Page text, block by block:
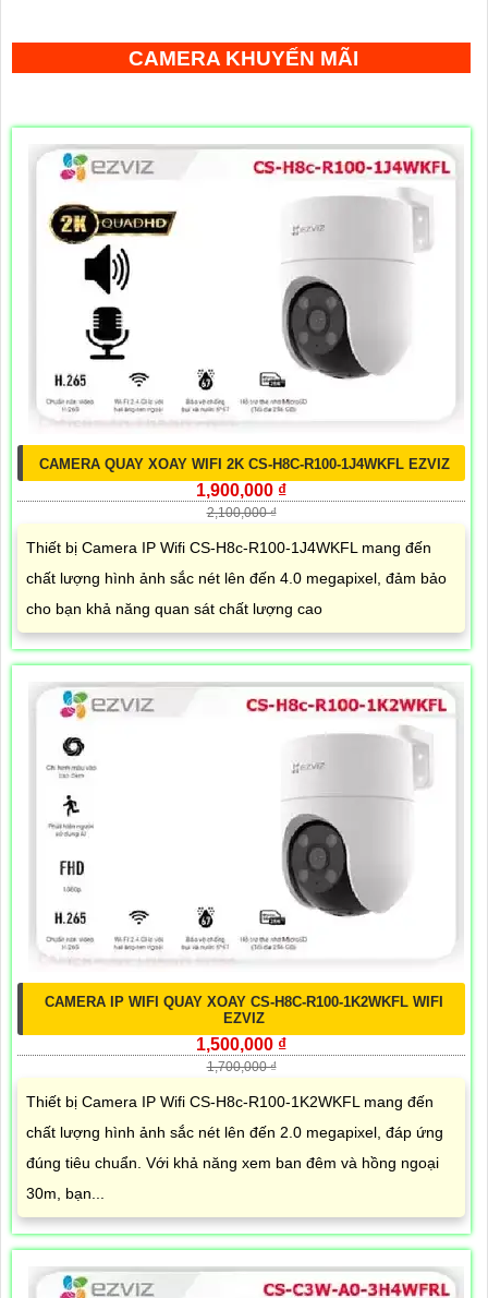
CAMERA KHUYẾN MÃI
CAMERA QUAY XOAY WIFI 2K CS-H8C-R100-1J4WKFL EZVIZ
1,900,000 ₫
2,100,000 ₫
Thiết bị Camera IP Wifi CS-H8c-R100-1J4WKFL mang đến
chất lượng hình ảnh sắc nét lên đến 4.0 megapixel, đảm bảo
cho bạn khả năng quan sát chất lượng cao
CAMERA IP WIFI QUAY XOAY CS-H8C-R100-1K2WKFL WIFI
EZVIZ
1,500,000 ₫
1,700,000 ₫
Thiết bị Camera IP Wifi CS-H8c-R100-1K2WKFL mang đến
chất lượng hình ảnh sắc nét lên đến 2.0 megapixel, đáp ứng
đúng tiêu chuẩn. Với khả năng xem ban đêm và hồng ngoại
30m, bạn...